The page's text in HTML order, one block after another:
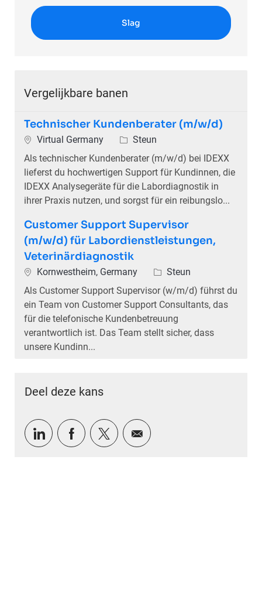
Slag
Vergelijkbare banen
Technischer Kundenberater (m/w/d)
PlaatsVirtual Germany Categorie
Steun
Als technischer Kundenberater (m/w/d) bei IDEXX
lieferst du hochwertigen Support für Kundinnen, die
IDEXX Analysegeräte für die Labordiagnostik in
ihrer Praxis nutzen, und sorgst für ein reibungslo...
Customer Support Supervisor
(m/w/d) für Labordienstleistungen,
Veterinärdiagnostik
PlaatsKornwestheim, Germany Categorie
Steun
Als Customer Support Supervisor (w/m/d) führst du
ein Team von Customer Support Consultants, das
für die telefonische Kundenbetreuung
verantwortlich ist. Das Team stellt sicher, dass
unsere Kundinn...
Deel deze kans
Delen via LinkedIn
Delen via Facebook
Delen via twitter
Delen via e-mail